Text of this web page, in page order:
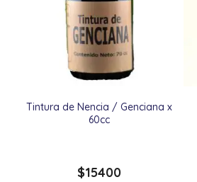
Tintura de Nencia / Genciana x
60cc
$15400